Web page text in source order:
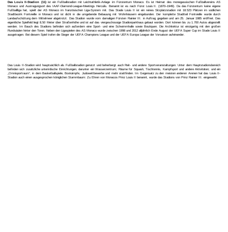
Das Louis II-Stadion (11)ist ein Fußballstadion mit Leichtathletik-Anlage im Fürstentum Monaco. Es ist Heimat des monegassischen Fußballvereins AS
Monaco und Austragungsort des IAAF-Diamond-League-Meetings Herculis. Benannt ist es nach Fürst Louis II. (1870–1949). Da das Fürstentum keine eigene
Fußballliga hat, spielt der AS Monaco im französischen Liga-System mit. Das Stade Louis II ist ein reines Sitzplatzstadion mit 18.523 Plätzen im südlichen
Stadtbezirk Fontvieille in Monaco und ist dicht in die umgebende Bebauung mit Wohnhäusern eingebunden. Der komplette Stadtteil Fontvieille wurde durch
Landaufschüttung dem Mittelmeer abgetrotzt. Das Stadion wurde vom damaligen Fürsten Rainier III. in Auftrag gegeben und am 25. Januar 1985 eröffnet. Das
eigentliche Spielfeld liegt 8,50 Meter über Straßenhöhe und ist auf das viergeschossige Stadionparkhaus gebaut worden. Dort können bis zu 1.700 Autos abgestellt
werden. Im Bauch des Stadions befinden sich außerdem eine Sport- und eine Schwimmhalle sowie Boutiquen. Die Architektur ist einzigartig mit den großen
Rundsäulen hinter den Toren. Neben den Ligaspielen des AS Monaco wurde zwischen 1998 und 2012 alljährlich Ende August der UEFA Super Cup im Stade Louis II
ausgetragen. Bei diesem Spiel trafen die Sieger der UEFA Champions League und der UEFA Europa League der Vorsaison aufeinander.
Das Louis II-Stadion wird hauptsächlich als Fußballstadion genutzt und beherbergt auch Reit- und andere Sportveranstaltungen. Unter dem Hauptstadionsbereich
befinden sich zusätzliche unterirdische Einrichtungen, darunter ein Wasserzentrum; Räume für Squash, Tischtennis, Kampfsport und andere Aktivitäten; und ein
„Omnisportraum“, in dem Basketballspiele, Boxkämpfe, Judowettbewerbe und mehr stattfinden. Im Gegensatz zu den meisten anderen Arenen hat das Louis II-
Stadion auch einen ausgesprochen königlichen Stammbaum: Zu Ehren von Monacos Prinz Louis II benannt, wurde das Stadions von Prinz Rainier III. eingeweiht.